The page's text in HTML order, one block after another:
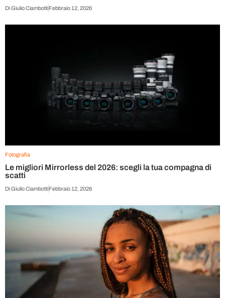
DiGiulio CiambottiFebbraio 12, 2026
Fotografia
Le migliori Mirrorless del 2026: scegli la tua compagna di
scatti
DiGiulio CiambottiFebbraio 12, 2026